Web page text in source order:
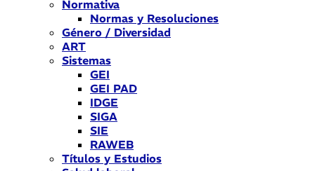
Normativa
Normas y Resoluciones
Género / Diversidad
ART
Sistemas
GEI
GEI PAD
IDGE
SIGA
SIE
RAWEB
Títulos y Estudios